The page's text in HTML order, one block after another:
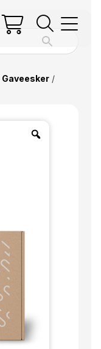
Gaveesker/